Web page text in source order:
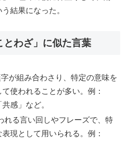
結果になった。
とわざ」に似た言葉
が組み合わさり、特定の意味を
使われることが多い。例：
感」など。
れる言い回しやフレーズで、特
現として用いられる。例：